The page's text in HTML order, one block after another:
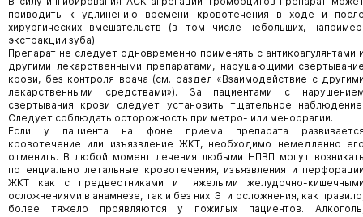
приводить к удлинению времени кровотечения в ходе и
хирургических вмешательств (в том числе небольших,
экстракции зуба).
Препарат не следует одновременно применять с антикоагулянтами
другими лекарственными препаратами, нарушающими
крови, без контроля врача (см. раздел «Взаимодействие с
лекарственными средствами»). За пациентами с
свертывания крови следует установить тщательное
Следует соблюдать осторожность при метро- или меноррагии.
Если у пациента на фоне приема препарата
кровотечение или изъязвление ЖКТ, необходимо немедленно
отменить. В любой момент лечения любыми НПВП могут
потенциально летальные кровотечения, изъязвления и
ЖКТ как с предвестниками и тяжелыми желудочно-
осложнениями в анамнезе, так и без них. Эти осложнения, как
более тяжело проявляются у пожилых пациентов.